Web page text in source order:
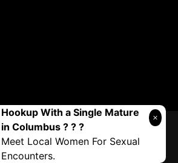
Hookup With a Single Mature
in Columbus ? ? ?
Meet Local Women For Sexual
Encounters.